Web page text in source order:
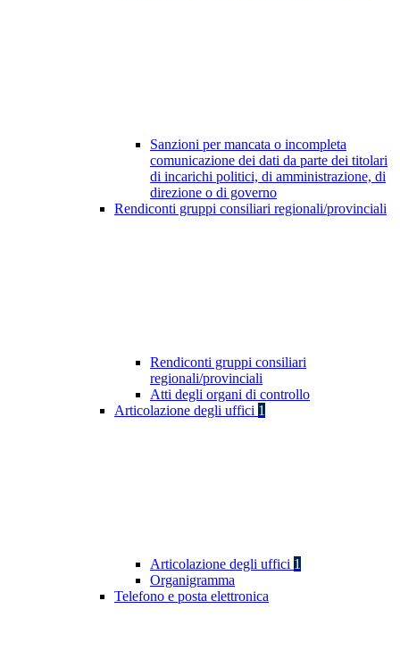
Sanzioni per mancata o incompleta
comunicazione dei dati da parte dei titolari
di incarichi politici, di amministrazione, di
direzione o di governo
Rendiconti gruppi consiliari regionali/provinciali
Rendiconti gruppi consiliari
regionali/provinciali
Atti degli organi di controllo
Articolazione degli uffici 1
Articolazione degli uffici 1
Organigramma
Telefono e posta elettronica